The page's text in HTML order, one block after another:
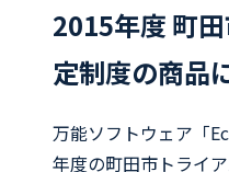
2015年度 町
定制度の商品
万能ソフトウェア「
年度の町田市トライ